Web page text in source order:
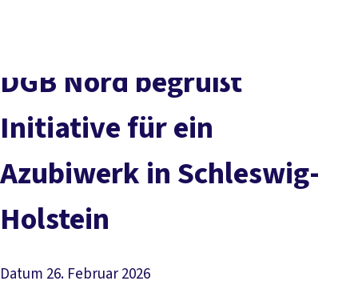
Service
DGB Nord begrüßt
Initiative für ein
Azubiwerk in Schleswig-
Holstein
Datum 26. Februar 2026